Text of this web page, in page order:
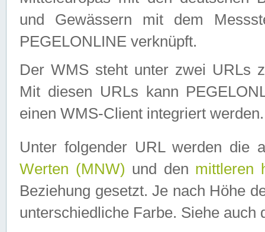
und Gewässern mit dem
PEGELONLINE verknüpft.
Der WMS steht unter zwei URLs
Mit diesen URLs kann
einen WMS-Client integriert werden.
Unter folgender URL werden die
Werten (MNW) und den mittleren
Beziehung gesetzt. Je nach Höhe
unterschiedliche Farbe. Siehe auch